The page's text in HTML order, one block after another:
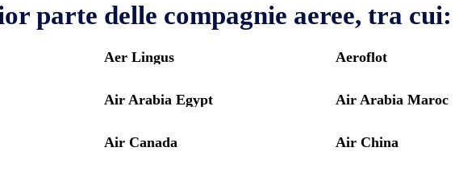
parte delle compagnie aeree, tra cui:
Aer Lingus Aeroflot
Air Arabia Egypt Air Arabia Maroc
Air Canada Air China